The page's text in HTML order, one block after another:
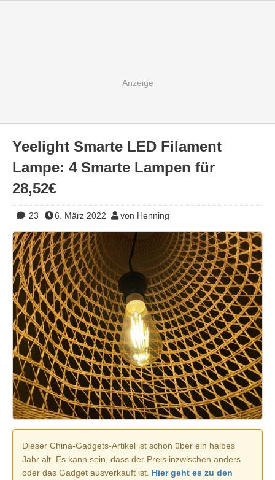
Yeelight Smarte LED Filament
Lampe: 4 Smarte Lampen für
28,52€
23 6. März 2022 von Henning
Dieser China-Gadgets-Artikel ist schon über ein halbes
Jahr alt. Es kann sein, dass der Preis inzwischen anders
oder das Gadget ausverkauft ist. Hier geht es zu den